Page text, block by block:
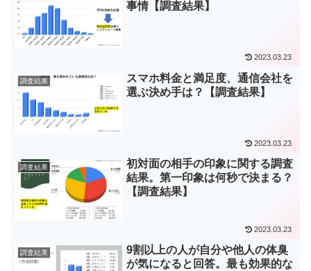
事情【調査結果】
2023.03.23
調査結果
スマホ料金と満足度、通信会社を
選ぶ決め手は？【調査結果】
2023.03.23
調査結果
初対面の相手の印象に関する調査
結果。第一印象は何秒で決まる？
【調査結果】
2023.03.23
調査結果
9割以上の人が自分や他人の体臭
が気になると回答。最も効果的な